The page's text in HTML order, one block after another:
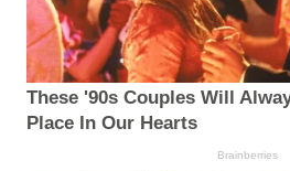
These '90s Couples Will
Place In Our Hearts
Brainberries